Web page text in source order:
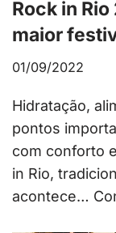
Rock in
maior
01/09/2022
Hidratação,
pontos
com conforto
in Rio,
acontece…